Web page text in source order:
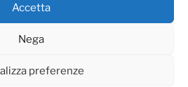
Accetta
Nega
preferenze